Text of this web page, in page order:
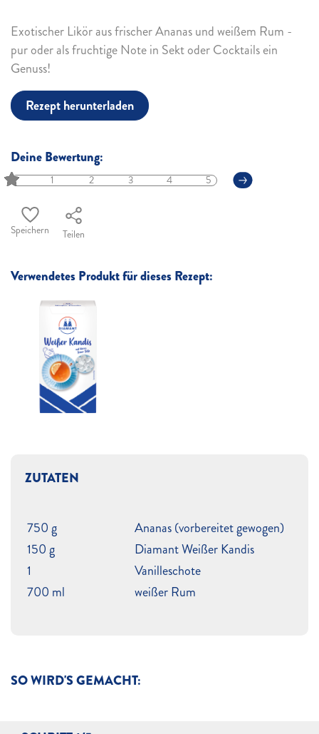
Exotischer Likör aus frischer Ananas und weißem Rum -
pur oder als fruchtige Note in Sekt oder Cocktails ein
Genuss!
Rezept herunterladen
Deine Bewertung:
1 2 3 4 5
Speichern Teilen
Verwendetes Produkt für dieses Rezept:
SO WIRD'S GEMACHT:
ZUTATEN
750 g
Ananas (vorbereitet gewogen)
150 g
Diamant Weißer Kandis
1
Vanilleschote
700 ml
weißer Rum